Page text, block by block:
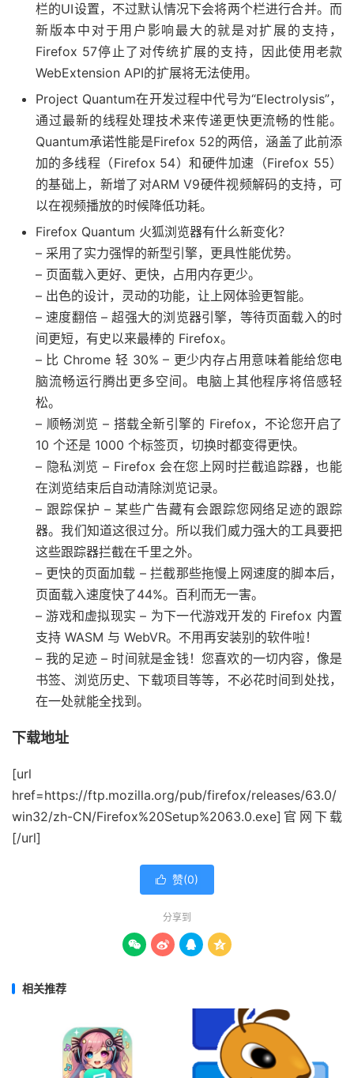
栏的UI设置，不过默认情况下会将两个栏进行合并。而
新版本中对于用户影响最大的就是对扩展的支持，
Firefox 57停止了对传统扩展的支持，因此使用老款
WebExtension API的扩展将无法使用。
Project Quantum在开发过程中代号为“Electrolysis”，
通过最新的线程处理技术来传递更快更流畅的性能。
Quantum承诺性能是Firefox 52的两倍，涵盖了此前添
加的多线程（Firefox 54）和硬件加速（Firefox 55）
的基础上，新增了对ARM V9硬件视频解码的支持，可
以在视频播放的时候降低功耗。
Firefox Quantum 火狐浏览器有什么新变化？
– 采用了实力强悍的新型引擎，更具性能优势。
– 页面载入更好、更快，占用内存更少。
– 出色的设计，灵动的功能，让上网体验更智能。
– 速度翻倍 – 超强大的浏览器引擎，等待页面载入的时
间更短，有史以来最棒的 Firefox。
– 比 Chrome 轻 30% – 更少内存占用意味着能给您电
脑流畅运行腾出更多空间。电脑上其他程序将倍感轻
松。
– 顺畅浏览 – 搭载全新引擎的 Firefox，不论您开启了
10 个还是 1000 个标签页，切换时都变得更快。
– 隐私浏览 – Firefox 会在您上网时拦截追踪器，也能
在浏览结束后自动清除浏览记录。
– 跟踪保护 – 某些广告藏有会跟踪您网络足迹的跟踪
器。我们知道这很过分。所以我们威力强大的工具要把
这些跟踪器拦截在千里之外。
– 更快的页面加载 – 拦截那些拖慢上网速度的脚本后，
页面载入速度快了44%。百利而无一害。
– 游戏和虚拟现实 – 为下一代游戏开发的 Firefox 内置
支持 WASM 与 WebVR。不用再安装别的软件啦！
– 我的足迹 – 时间就是金钱！您喜欢的一切内容，像是
书签、浏览历史、下载项目等等，不必花时间到处找，
在一处就能全找到。
下载地址
[url
href=https://ftp.mozilla.org/pub/firefox/releases/63.0/
win32/zh-CN/Firefox%20Setup%2063.0.exe]官网下载
[/url]
 赞(0)
分享到
   
相关推荐